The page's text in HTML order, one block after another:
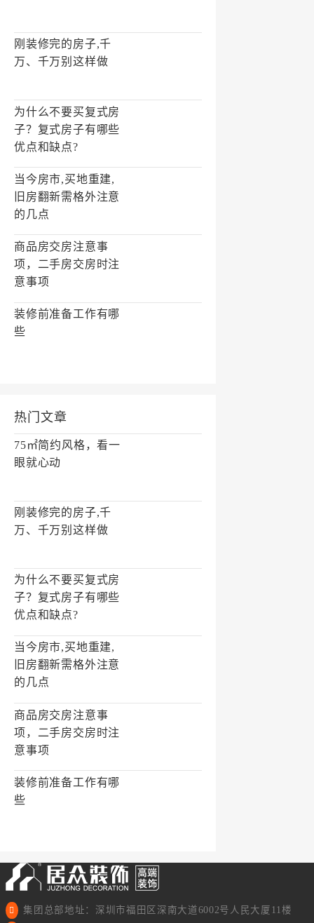
刚装修完的房子,千
万、千万别这样做
为什么不要买复式房
子？复式房子有哪些
优点和缺点?
当今房市,买地重建,
旧房翻新需格外注意
的几点
商品房交房注意事
项，二手房交房时注
意事项
装修前准备工作有哪
些
热门文章
75㎡简约风格，看一
眼就心动
刚装修完的房子,千
万、千万别这样做
为什么不要买复式房
子？复式房子有哪些
优点和缺点?
当今房市,买地重建,
旧房翻新需格外注意
的几点
商品房交房注意事
项，二手房交房时注
意事项
装修前准备工作有哪
些
集团总部地址：深圳市福田区深南大道6002号人民大厦11楼